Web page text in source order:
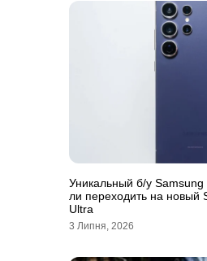
Уникальный б/у
ли переходить на новый
Ultra
3 Липня, 2026